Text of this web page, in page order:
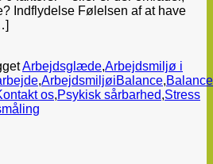
Indflydelse Følelsen af at have
Arbejdsglæde,Arbejdsmiljø i
,ArbejdsmiljøiBalance,Balance
os,Psykisk sårbarhed,Stress